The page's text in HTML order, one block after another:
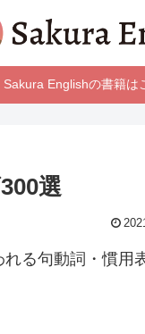
Sakura Englishの書籍は
選
る句動詞・慣用